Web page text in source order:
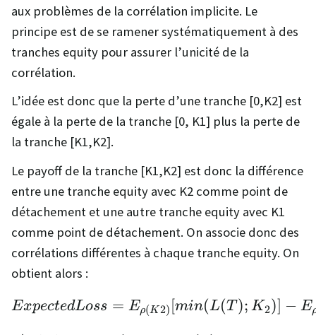
aux problèmes de la corrélation implicite. Le
principe est de se ramener systématiquement à des
tranches equity pour assurer l’unicité de la
corrélation.
L’idée est donc que la perte d’une tranche [0,K2] est
égale à la perte de la tranche [0, K1] plus la perte de
la tranche [K1,K2].
Le payoff de la tranche [K1,K2] est donc la différence
entre une tranche equity avec K2 comme point de
détachement et une autre tranche equity avec K1
comme point de détachement. On associe donc des
corrélations différentes à chaque tranche equity. On
obtient alors :
ExpectedLoss =
ExpectedLoss = Eρ(K 2) [min(L(T ); K2)] − E